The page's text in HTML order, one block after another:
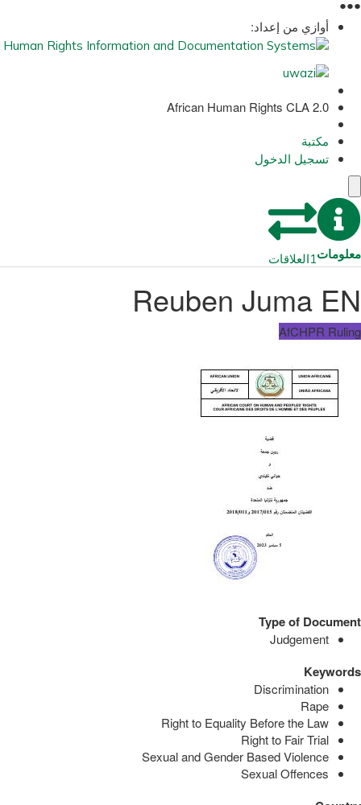
●
●
●
أوازي من إعداد:
African Human Rights CLA 2.0
مكتبة
تسجيل الدخول
معلومات1العلاقات
Reuben Juma EN
AfCHPR Ruling
Type of Document
Judgement
Keywords
Discrimination
Rape
Right to Equality Before the Law
Right to Fair Trial
Sexual and Gender Based Violence
Sexual Offences